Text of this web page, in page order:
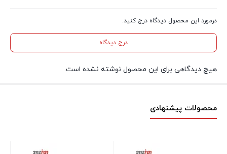
درمورد این محصول دیدگاه درج کنید.
درج دیدگاه
هیچ دیدگاهی برای این محصول نوشته نشده است.
محصولات پیشنهادی